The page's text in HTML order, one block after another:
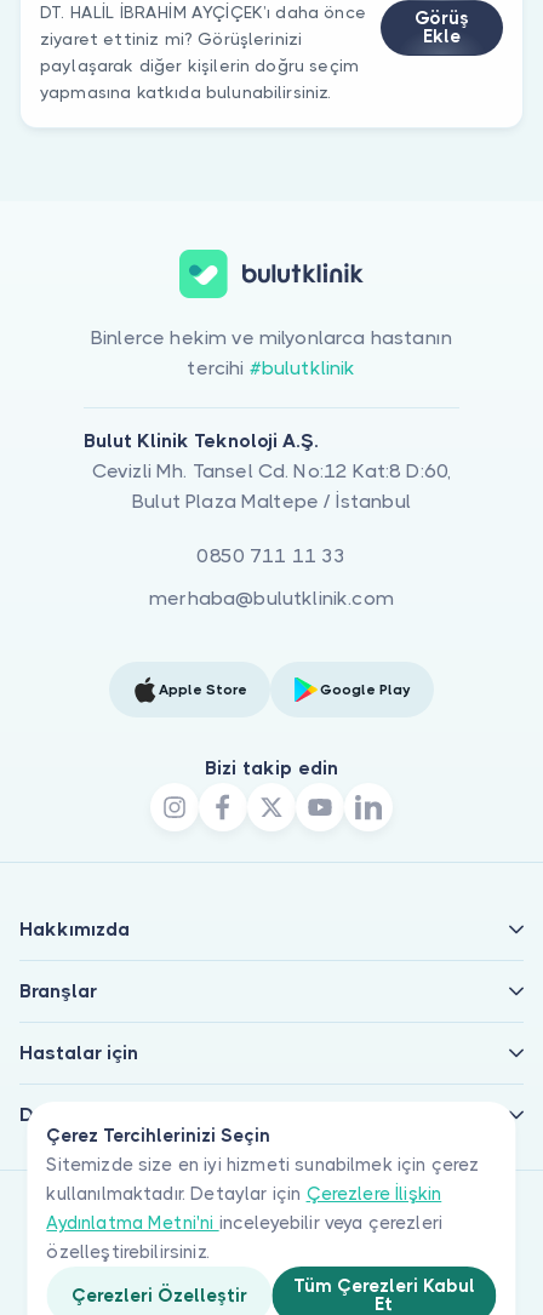
DT. HALİL İBRAHİM AYÇİÇEK’ı daha önce
ziyaret ettiniz mi? Görüşlerinizi
paylaşarak diğer kişilerin doğru seçim
yapmasına katkıda bulunabilirsiniz.
Görüş
Ekle
Çerez Tercihlerinizi Seçin
Sitemizde size en iyi hizmeti sunabilmek için çerez
kullanılmaktadır. Detaylar için Çerezlere İlişkin
Aydınlatma Metni'ni inceleyebilir veya çerezleri
özelleştirebilirsiniz.
Çerezleri Özelleştir
Tüm Çerezleri Kabul
Et
Binlerce hekim ve milyonlarca hastanın
tercihi #bulutklinik
Bulut Klinik Teknoloji A.Ş.
Cevizli Mh. Tansel Cd. No:12 Kat:8 D:60,
Bulut Plaza Maltepe / İstanbul
0850 711 11 33
merhaba@bulutklinik.com
Apple Store Google Play
Bizi takip edin
Hakkımızda
Branşlar
Hastalar için
Doktorlar için